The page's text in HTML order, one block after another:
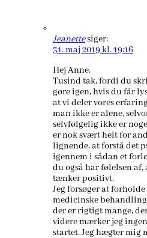
Jeanettesiger:
31. maj 2019 kl. 19:16
Hej Anne,
Tusind tak, fordi du
gøre igen, hvis du får
at vi deler vores
man ikke er alene,
selvfølgelig ikke er
er nok svært helt for
lignende, at forstå det
igennem i sådan et
du også har følelsen
tænker positivt.
Jeg forsøger at
medicinske
der er rigtigt mange,
videre mærker jeg
startet. Jeg hægter mig